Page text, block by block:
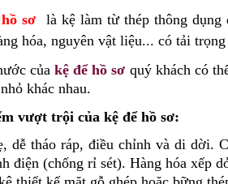
sơ
là kệ làm từ thép thông
hóa, nguyên vật liệu... có tải
củakệ để hồ sơ quý khách có
khác nhau.
vượt trội của kệ để hồ sơ:
dễ tháo ráp, điều chỉnh và di dời.
điện (chống rỉ sét). Hàng hóa xếp